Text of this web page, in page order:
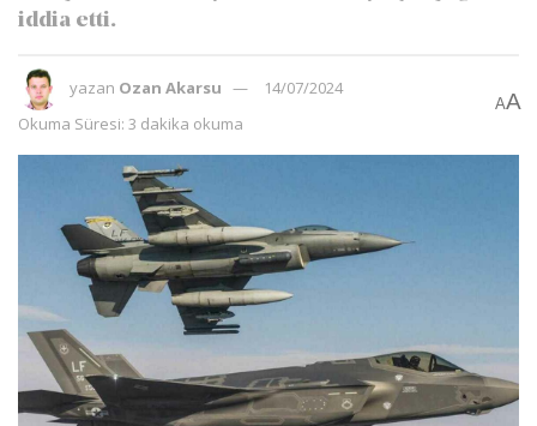
iddia etti.
yazan Ozan Akarsu
14/07/2024
Okuma Süresi: 3 dakika okuma
AA